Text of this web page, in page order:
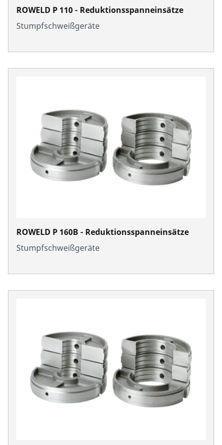
ROWELD P 110 - Reduktionsspanneinsätze
Stumpfschweißgeräte
ROWELD P 160B - Reduktionsspanneinsätze
Stumpfschweißgeräte